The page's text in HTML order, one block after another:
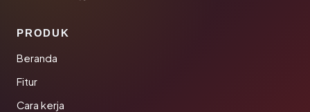
PRODUK
Beranda
Fitur
Cara kerja